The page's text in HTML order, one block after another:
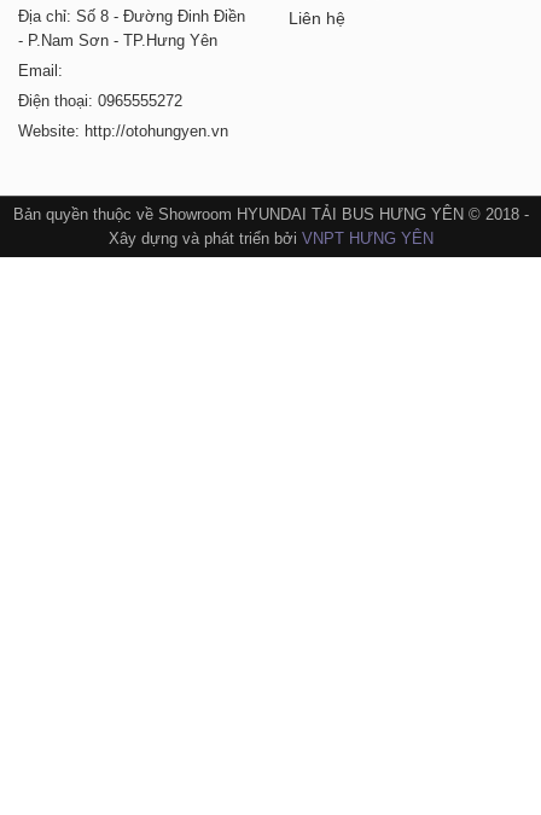
Địa chỉ: Số 8 - Đường Đinh Điền
- P.Nam Sơn - TP.Hưng Yên
Email:
Điện thoại: 0965555272
Website: http://otohungyen.vn
Liên hệ
Bản quyền thuộc về Showroom HYUNDAI TẢI BUS HƯNG YÊN © 2018 -
Xây dựng và phát triển bởi VNPT HƯNG YÊN